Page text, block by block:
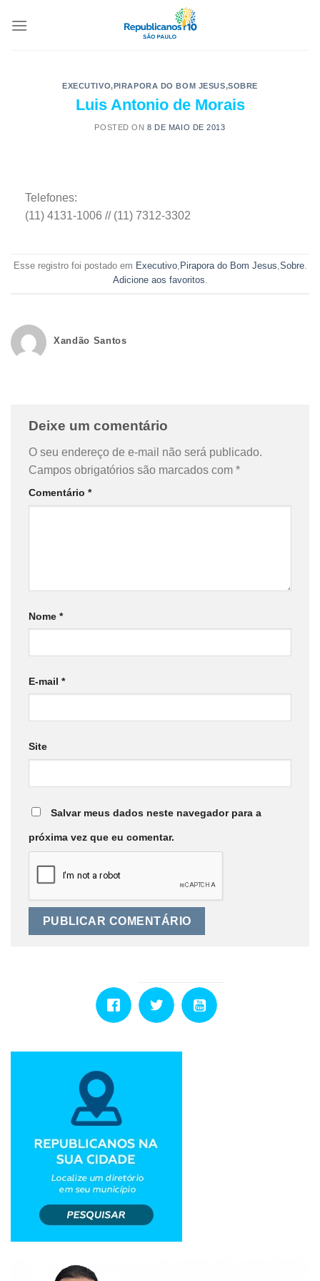
EXECUTIVO,PIRAPORA DO BOM JESUS,SOBRE
Luis Antonio de Morais
POSTED ON8 DE MAIO DE 2013
Telefones:
(11) 4131-1006 // (11) 7312-3302
Esse registro foi postado em Executivo, Pirapora do Bom Jesus Sobre.
Adicione aos favoritos
Xandão Santos
Deixe um comentário
O seu endereço de e-mail não será publicado.
Campos obrigatórios são marcados com *
Comentário *
Nome *
E-mail *
Site
Salvar meus dados neste navegador para a
próxima vez que eu comentar.